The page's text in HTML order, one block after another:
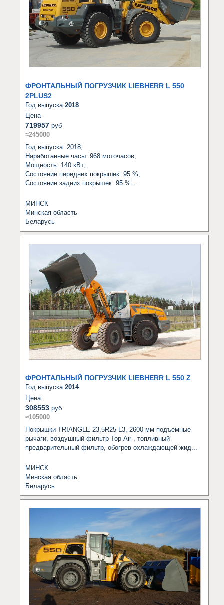
ФРОНТАЛЬНЫЙ ПОГРУЗЧИК LIEBHERR L 550
2PLUS2
Год выпуска 2018
Цена
719957 руб
≈245000
Год выпуска: 2018;
Наработанные часы: 968 моточасов;
Мощность: 140 кВт;
Состояние передних покрышек: 95 %;
Состояние задних покрышек: 95 %...
МИНСК
Минская область
Беларусь
ФРОНТАЛЬНЫЙ ПОГРУЗЧИК LIEBHERR L 550 Z
Год выпуска 2014
Цена
308553 руб
≈105000
Покрышки TRIANGLE 23,5R25 L3, 2600 мм подъемные
рычаги, воздушный фильтр Top-Air , топливный
предварительный фильтр, обогрев охлаждающей жид...
МИНСК
Минская область
Беларусь